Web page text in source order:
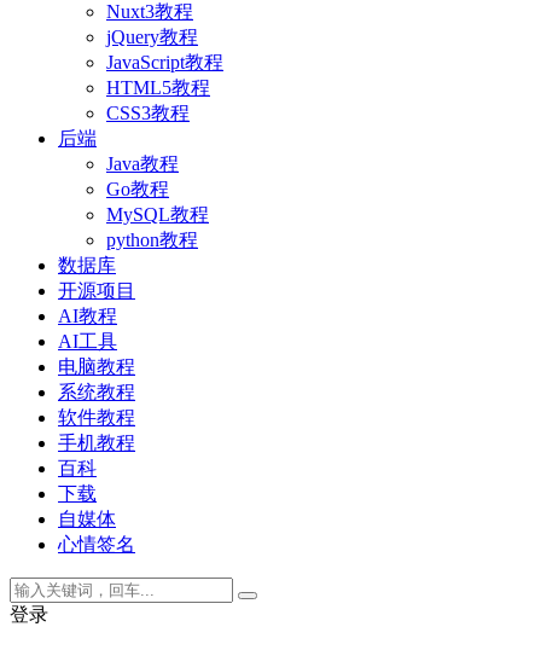
Nuxt3教程
jQuery教程
JavaScript教程
HTML5教程
CSS3教程
后端
Java教程
Go教程
MySQL教程
python教程
数据库
开源项目
AI教程
AI工具
电脑教程
系统教程
软件教程
手机教程
百科
下载
自媒体
心情签名
登录